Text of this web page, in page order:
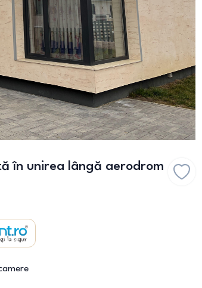
în unirea lângă aerodrom